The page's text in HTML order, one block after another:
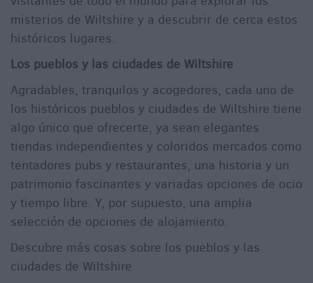
misterios de Wiltshire y a descubrir de cerca estos
históricos lugares.
Los pueblos y las ciudades de Wiltshire
Agradables, tranquilos y acogedores, cada uno de
los históricos pueblos y ciudades de Wiltshire tiene
algo único que ofrecerte, ya sean elegantes
tiendas independientes y coloridos mercados como
tentadores pubs y restaurantes, una historia y un
patrimonio fascinantes y variadas opciones de ocio
y tiempo libre. Y, por supuesto, una amplia
selección de opciones de alojamiento.
Descubre más cosas sobre los pueblos y las
ciudades de Wiltshire